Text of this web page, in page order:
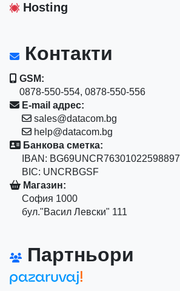
Hosting
Контакти
GSM:
0878-550-554, 0878-550-556
E-mail адрес:
sales@datacom.bg
help@datacom.bg
Банкова сметка:
IBAN: BG69UNCR76301022598897
BIC: UNCRBGSF
Магазин:
София 1000
бул."Васил Левски" 111
Партньори